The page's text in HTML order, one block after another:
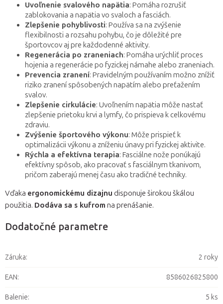
Uvoľnenie svalového napätia: Pomáha rozrušiť
zablokovania a napätia vo svaloch a fasciách.
Zlepšenie pohyblivosti: Používa sa na zvýšenie
flexibilnosti a rozsahu pohybu, čo je dôležité pre
športovcov aj pre každodenné aktivity.
Regenerácia po zraneniach: Pomáha urýchliť proces
hojenia a regenerácie po fyzickej námahe alebo zraneniach.
Prevencia zranení: Pravidelným používaním možno znížiť
riziko zranení spôsobených napätím alebo preťažením
svalov.
Zlepšenie cirkulácie: Uvoľnením napätia môže nastať
zlepšenie prietoku krvi a lymfy, čo prispieva k celkovému
zdraviu.
Zvýšenie športového výkonu: Môže prispieť k
optimalizácii výkonu a zníženiu únavy pri fyzickej aktivite.
Rýchla a efektívna terapia: Fasciálne nože ponúkajú
efektívny spôsob, ako pracovať s fasciálnym tkanivom,
pričom zaberajú menej času ako tradičné techniky.
Vďaka ergonomickému dizajnu disponuje širokou škálou
použitia. Dodáva sa s kufrom na prenášanie.
Dodatočné parametre
Záruka: 2 roky
EAN: 8586026825800
Balenie: 5 ks